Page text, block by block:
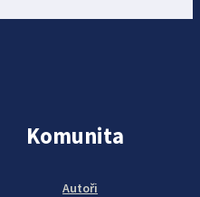
Komunita
Autoři